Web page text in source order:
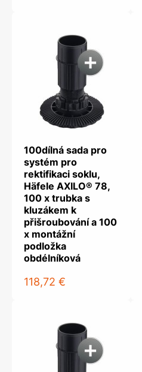
100dílná sada pro
systém pro
rektifikaci soklu,
Häfele AXILO® 78,
100 x trubka s
kluzákem k
přišroubování a 100
x montážní
podložka
obdélníková
118,72 €